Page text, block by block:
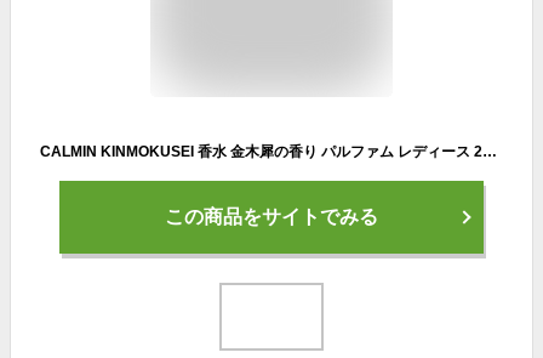
CALMIN KINMOKUSEI 香水 金木犀の香り パルファム レディース 20ml
この商品をサイトでみる